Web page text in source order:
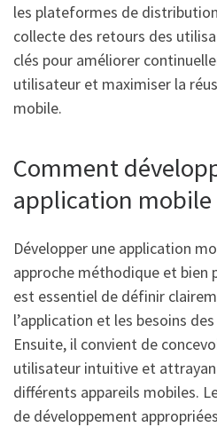
les plateformes de
collecte des retours des
clés pour améliorer
utilisateur et maximiser la
mobile.
Comment
application mobile
Développer une application
approche méthodique et bien
est essentiel de définir
l’application et les besoins
Ensuite, il convient de
utilisateur intuitive et
différents appareils mobiles.
de développement